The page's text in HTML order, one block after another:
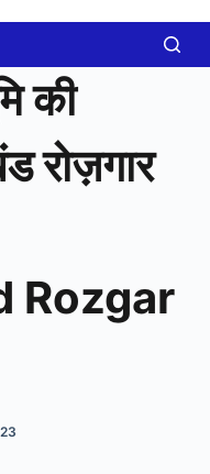
की
रोज़गार
Rozgar